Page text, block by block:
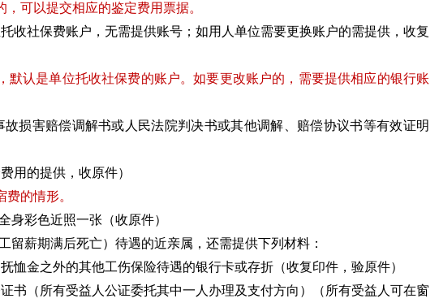
可以提交相应的鉴定费用票据。
收社保费账户，无需提供账号；如用人单位需要更换账户的需提供，收复
默认是单位托收社保费的账户。如要更改账户的，需要提供相应的银行账
损害赔偿调解书或人民法院判决书或其他调解、赔偿协议书等有效证明
用的提供，收原件）
的情形。
身彩色近照一张（收原件）
留薪期满后死亡）待遇的近亲属，还需提供下列材料：
恤金之外的其他工伤保险待遇的银行卡或存折（收复印件，验原件）
书（所有受益人公证委托其中一人办理及支付方向）（所有受益人可在窗